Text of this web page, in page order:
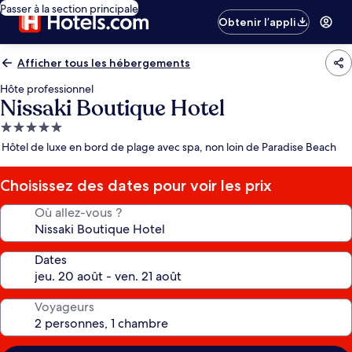
Passer à la section principale
Obtenir l’appli
Afficher tous les hébergements
Hôte professionnel
Nissaki Boutique Hotel
Hébergement
5.0 étoiles
Hôtel de luxe en bord de plage avec spa, non loin de Paradise Beach
Choisissez des dates pour voir les prix
Où allez-vous ?
Dates
Voyageurs